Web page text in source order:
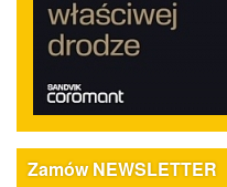
Zamów NEWSLETTER